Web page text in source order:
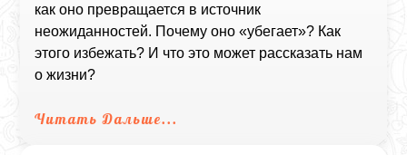
как оно превращается в источник
неожиданностей. Почему оно «убегает»? Как
этого избежать? И что это может рассказать нам
о жизни?
Читать Дальше...